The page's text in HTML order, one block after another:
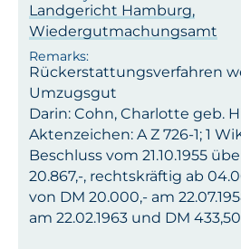
Landgericht Hamburg,
Wiedergutmachungsamt
Rückerstattungsverfahren
Umzugsgut
Darin: Cohn, Charlotte geb.
Aktenzeichen: A Z 726-1; 1
Beschluss vom 21.10.1955
20.867,-, rechtskräftig ab
von DM 20.000,- am
am 22.02.1963 und DM